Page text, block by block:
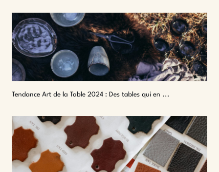
Tendance Art de la Table 2024 : Des tables qui en ...